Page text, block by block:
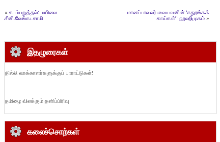
« கடம்பறுத்தல்: மயிலை
சீனி.வேங்கடசாமி
மானப்பாவலர் வையவனின் ‘சதுரங்கக்
காய்கள்’: நூலறிமுகம் »
இதழுரைகள்
தில்லி வாக்காளர்களுக்குப் பாராட்டுகள்!
தமிழை விலக்கும் தனிப்பிரிவு
கலைச்சொற்கள்